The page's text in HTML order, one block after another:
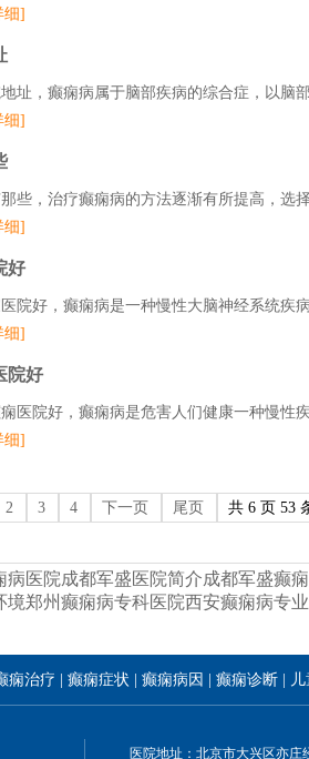
细]
，癫痫病属于脑部疾病的综合症，以脑
细]
，治疗癫痫病的方法逐渐有所提高，选
细]
好
好，癫痫病是一种慢性大脑神经系统疾
细]
院好
院好，癫痫病是危害人们健康一种慢性
细]
2 3 4 下一页 尾页 共 6 页 53
病医院成都军盛医院简介成都军盛癫
境郑州癫痫病专科医院西安癫痫病专
痫治疗 |癫痫症状 |癫痫病因 |癫痫诊断
医院地址：北京市大兴区亦